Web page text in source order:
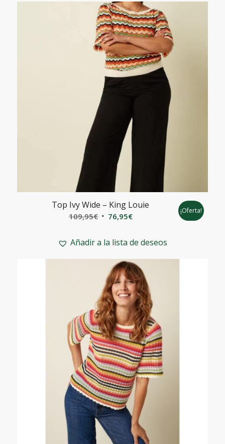
109,95€. 76,95€.
Top Ivy Wide – King Louie
109,95€ El
original
109,95€.
76,95€El
actual
76,95€.
¡Oferta!
Añadir a la lista de deseos